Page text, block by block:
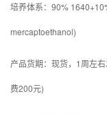
培养体系：90%
mercaptoethanol)
产品货期：现货，1周左
费200元)